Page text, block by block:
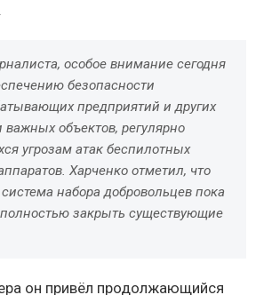
особое внимание сегодня
безопасности
предприятий и других
важных объектов, регулярно
угрозам атак беспилотных
Харченко отметил, что
набора добровольцев пока
закрыть существующие
он привёл продолжающийся